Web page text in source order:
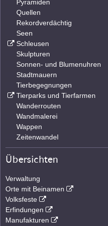
Pyramiden
Quellen
Rekordverdächtig
Seen
Schleusen
Skulpturen
Sonnen- und Blumenuhren
Stadtmauern
Tierbegegnungen
Tierparks und Tierfarmen
Wanderrouten
Wandmalerei
Wappen
Zeitenwandel
Übersichten
Verwaltung
Orte mit Beinamen
Volksfeste
Erfindungen
Manufakturen